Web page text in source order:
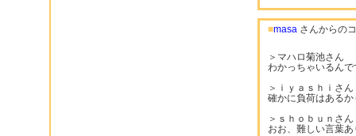
■masa さんからの
＞マハロ菊池さん
わかっちゃいるん
＞ｉｙａｓｈｉさん
確かに負荷はある
＞ｓｈｏｂｕｎさん
おお、難しい言葉